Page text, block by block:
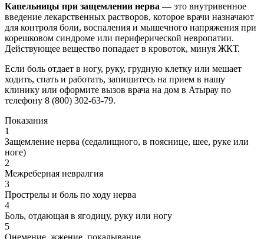
Капельницы при защемлении нерва — это внутривенное
введение лекарственных растворов, которое врачи назначают
для контроля боли, воспаления и мышечного напряжения при
корешковом синдроме или периферической невропатии.
Действующее вещество попадает в кровоток, минуя ЖКТ.
Если боль отдает в ногу, руку, грудную клетку или мешает
ходить, спать и работать, запишитесь на прием в нашу
клинику или оформите вызов врача на дом в Атырау по
телефону 8 (800) 302-63-79.
Показания
1
Защемление нерва (седалищного, в пояснице, шее, руке или
ноге)
2
Межреберная невралгия
3
Прострелы и боль по ходу нерва
4
Боль, отдающая в ягодицу, руку или ногу
5
Онемение, жжение, покалывание